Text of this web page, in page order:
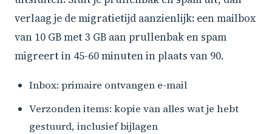
verlaag je de migratietijd aanzienlijk: een mailbox
van 10 GB met 3 GB aan prullenbak en spam
migreert in 45-60 minuten in plaats van 90.
Inbox: primaire ontvangen e-mail
Verzonden items: kopie van alles wat je hebt
gestuurd, inclusief bijlagen